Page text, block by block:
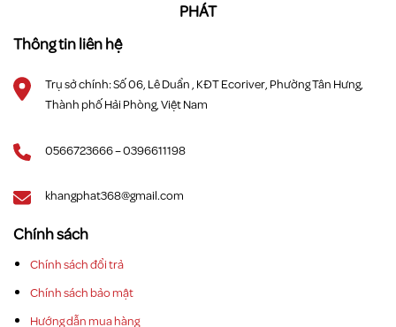
PHÁT
Thông tin liên hệ
Trụ sở chính: Số 06, Lê Duẩn , KĐT Ecoriver, Phường Tân Hưng,
Thành phố Hải Phòng, Việt Nam
0566723666 – 0396611198
khangphat368@gmail.com
Chính sách
Chính sách đổi trả
Chính sách bảo mật
Hướng dẫn mua hàng